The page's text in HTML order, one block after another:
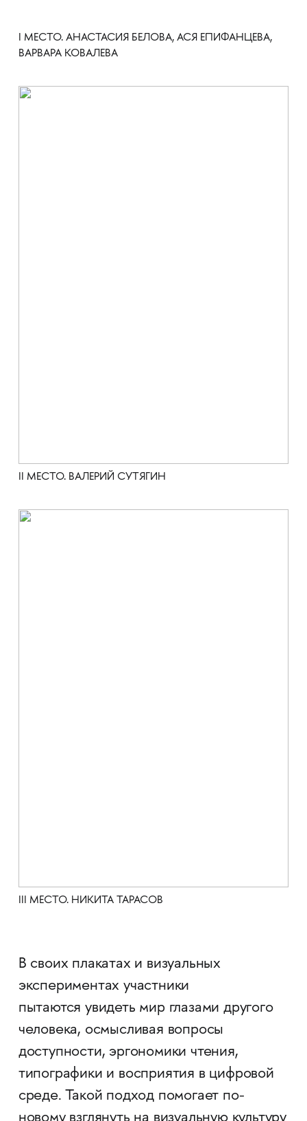
I МЕСТО. АНАСТАСИЯ БЕЛОВА, АСЯ ЕПИФАНЦЕВА,
ВАРВАРА КОВАЛЕВА
II МЕСТО. ВАЛЕРИЙ СУТЯГИН
III МЕСТО. НИКИТА ТАРАСОВ
В своих плакатах и визуальных
экспериментах участники
пытаются увидеть мир глазами другого
человека, осмысливая вопросы
доступности, эргономики чтения,
типографики и восприятия в цифровой
среде. Такой подход помогает по-